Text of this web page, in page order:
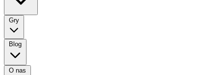
Gry
Blog
O nas